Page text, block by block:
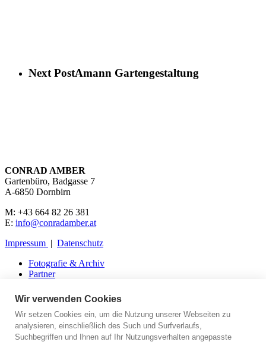
Next PostAmann Gartengestaltung
CONRAD AMBER
Gartenbüro, Badgasse 7
A-6850 Dornbirn
M: +43 664 82 26 381
E: info@conradamber.at
Impressum | Datenschutz
Fotografie & Archiv
Partner
Kontakt
Aktuelles
Wir verwenden Cookies
Wir setzen Cookies ein, um die Nutzung unserer Webseiten zu
analysieren, einschließlich des Such und Surfverlaufs,
Suchbegriffen und Ihnen auf Ihr Nutzungsverhalten angepasste